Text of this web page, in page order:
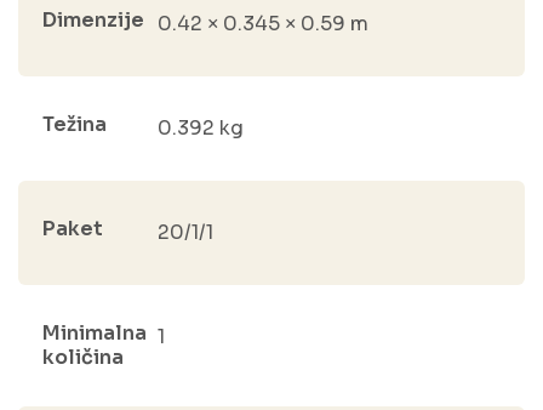
Dimenzije 0.42 × 0.345 × 0.59 m
Težina 0.392 kg
Paket 20/1/1
Minimalna
količina
1